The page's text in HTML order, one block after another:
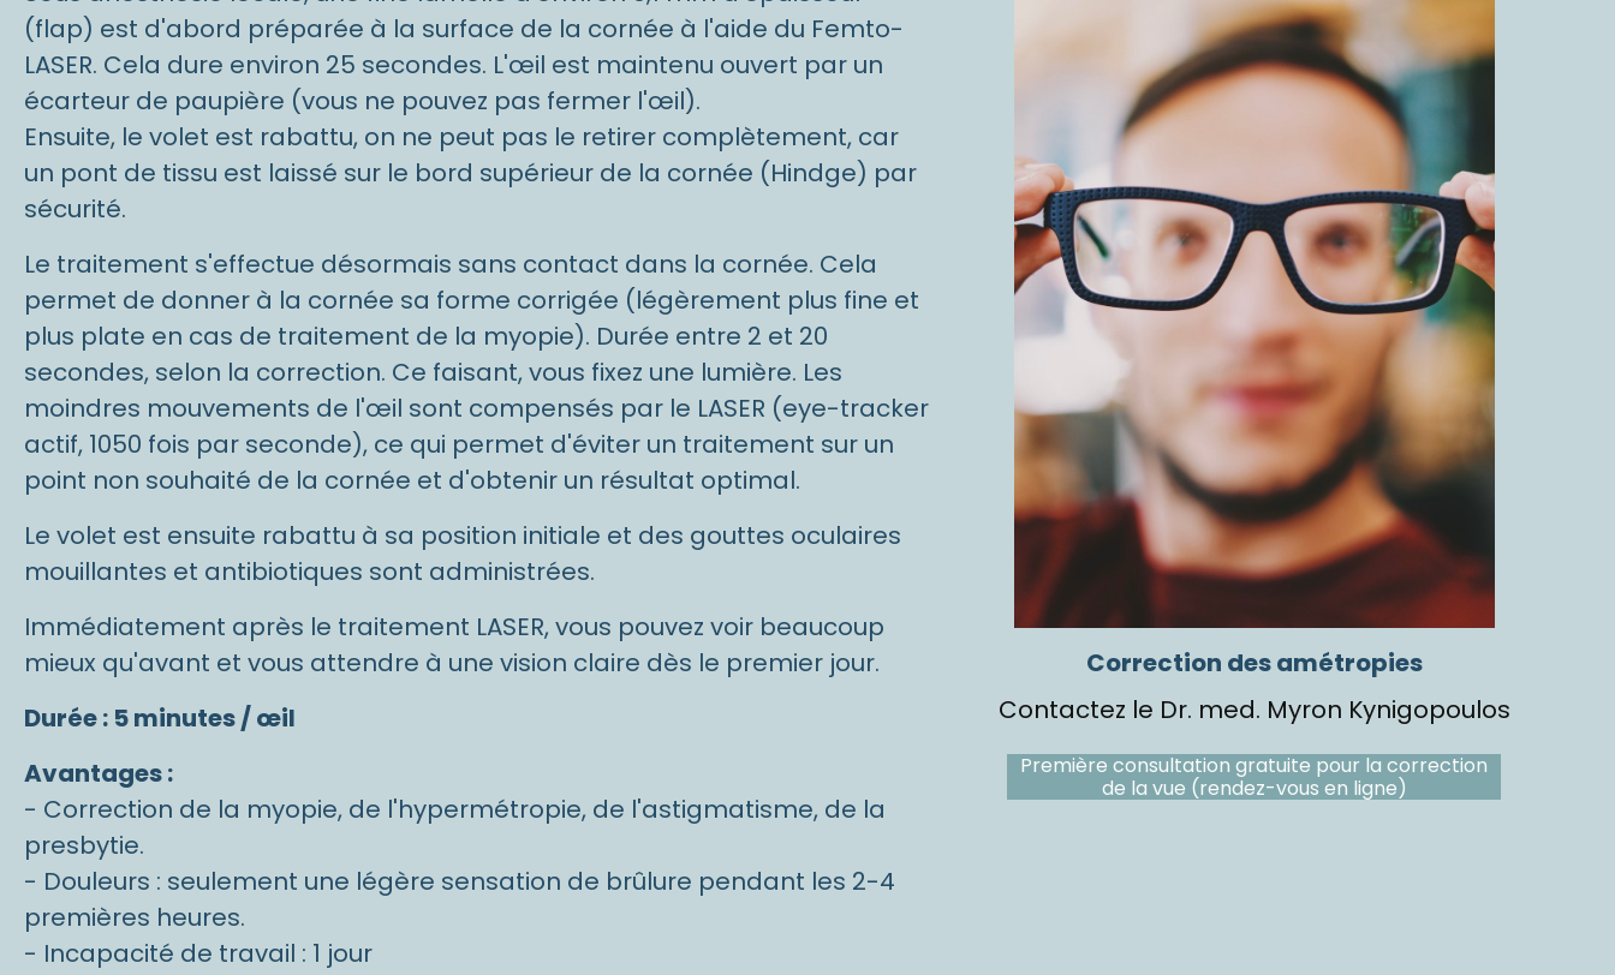
(flap) est d'abord préparée à la surface de la cornée à l'aide du Femto-
LASER. Cela dure environ 25 secondes. L'œil est maintenu ouvert par un
écarteur de paupière (vous ne pouvez pas fermer l'œil).
Ensuite, le volet est rabattu, on ne peut pas le retirer complètement, car
un pont de tissu est laissé sur le bord supérieur de la cornée (Hindge) par
sécurité.
Le traitement s'effectue désormais sans contact dans la cornée. Cela
permet de donner à la cornée sa forme corrigée (légèrement plus fine et
plus plate en cas de traitement de la myopie). Durée entre 2 et 20
secondes, selon la correction. Ce faisant, vous fixez une lumière. Les
moindres mouvements de l'œil sont compensés par le LASER (eye-tracker
actif, 1050 fois par seconde), ce qui permet d'éviter un traitement sur un
point non souhaité de la cornée et d'obtenir un résultat optimal.
Le volet est ensuite rabattu à sa position initiale et des gouttes oculaires
mouillantes et antibiotiques sont administrées.
Immédiatement après le traitement LASER, vous pouvez voir beaucoup
mieux qu'avant et vous attendre à une vision claire dès le premier jour.
Durée : 5 minutes / œil
Avantages :
- Correction de la myopie, de l'hypermétropie, de l'astigmatisme, de la
presbytie.
- Douleurs : seulement une légère sensation de brûlure pendant les 2-4
premières heures.
- Incapacité de travail : 1 jour
Correction des amétropies
Contactez le Dr. med. Myron Kynigopoulos
Première consultation gratuite pour la correction
de la vue (rendez-vous en ligne)